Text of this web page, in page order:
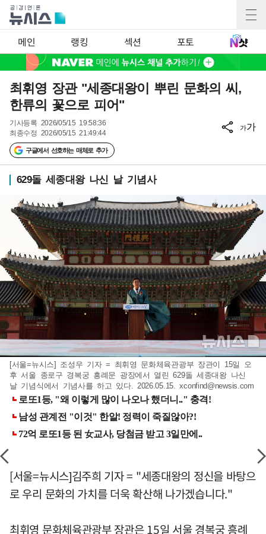
메인 랭킹 섹션 포토
최휘영 장관 "세종대왕이 뿌린 문화의 씨,
한류의 꽃으로 피어"
기사등록 2026/05/15 19:58:36
최종수정 2026/05/15 21:49:44
구글에서 선호하는 매체로 추가
가가
629돌 세종대왕 나신 날 기념사
[서울=뉴시스] 조성우 기자 = 최휘영 문화체육관광부 장관이 15일 오
후 서울 종로구 경복궁 흥례문 광장에서 열린 629돌 세종대왕 나신
날 기념식에서 기념사를 하고 있다. 2026.05.15.xconfind@newsis.com
[서울=뉴시스]김주희 기자 = "세종대왕의 정신을 바탕으
로 우리 문화의 가치를 더욱 확산해 나가겠습니다."
최휘영 문화체육관광부 장관은 15일 서울 경복궁 흥례